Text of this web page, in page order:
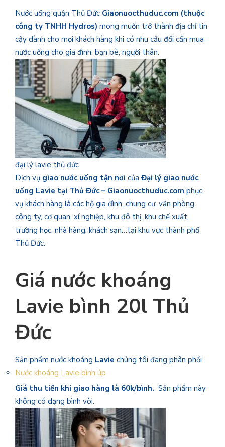
Nước uống quận Thủ Đức Giaonuocthuduc.com (thuộc
công ty TNHH Hydros) mong muốn trở thành địa chỉ tin
cậy dành cho mọi khách hàng khi có nhu cầu đổi cần mua
nước uống cho gia đình, bạn bè, người thân.
đại lý lavie thủ đức
Dịch vụ giao nước uống tận nơi củaĐại lý giao nước
uống Lavie tại Thủ Đức – Giaonuocthuduc.com phục
vụ khách hàng là các hộ gia đình, chung cư, văn phòng
công ty, cơ quan, xí nghiệp, khu đô thị, khu chế xuất,
trường học, nhà hàng, khách sạn…tại khu vực thành phố
Thủ Đức.
Giá nước khoáng
Lavie bình 20l Thủ
Đức
Sản phẩm nước khoáng Lavie chúng tôi đang phân phối
Nước khoáng Lavie bình úp
Giá thu tiền khi giao hàng là 60k/bình. Sản phẩm này
không có dạng bình vòi.